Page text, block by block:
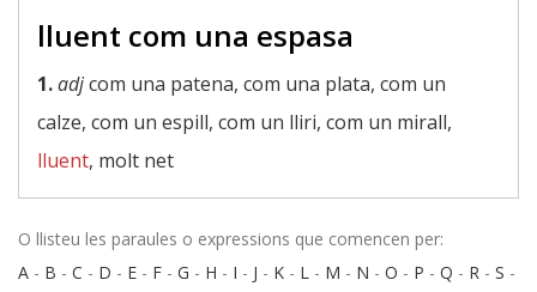
lluent com una espasa
1.adjcom una patena, com una plata, com un
calze, com un espill, com un lliri, com un mirall,
lluent, molt net
O llisteu les paraules o expressions que comencen per:
A - B - C - D - E - F - G - H - I - J - K - L - M - N - O - P - Q - R - S -